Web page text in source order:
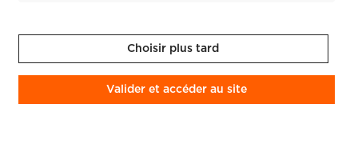
Parmi les temps forts de l’exposition, la
reconstitution de l’atelier de l’artiste Yukihito Okabe
propose aux visiteurs une immersion intime dans
son univers créatif singulier.
Choisir plus tard
Valider et accéder au site